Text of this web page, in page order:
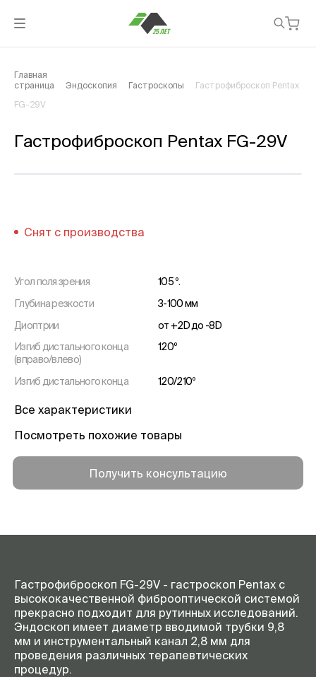
Главная
страница
Эндоскопия Гастроскопы Гастрофиброскоп Pentax
FG-29V
Гастрофиброскоп Pentax FG-29V
Снят с производства
Угол поля зрения
105 º.
Глубина резкости
3-100 мм
Диоптрии
от +2D до -8D
Изгиб дистального конца
(вправо/влево)
120º
Изгиб дистального конца
120/210º
Диаметр дистального конца
Диаметр вводимой трубки
9,8 мм
Диаметр рабочего канала
2,8 мм
Рабочая длина вводимой
1050 мм
Все характеристики
Посмотреть похожие товары
Получить консультацию
Гастрофиброскоп FG-29V - гастроскоп Pentax с
высококачественной фиброоптической системой
прекрасно подходит для рутинных исследований.
Эндоскоп имеет диаметр вводимой трубки 9,8
мм и инструментальный канал 2,8 мм для
проведения различных терапевтических
процедур.